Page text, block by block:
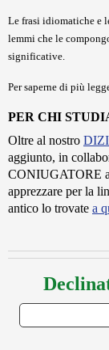
Le frasi idiomatiche e
lemmi che le
significative.
Per saperne di più
PER CHI
Oltre al nostro
aggiunto, in
CONIUGATORE
apprezzare per la
antico lo trovate a